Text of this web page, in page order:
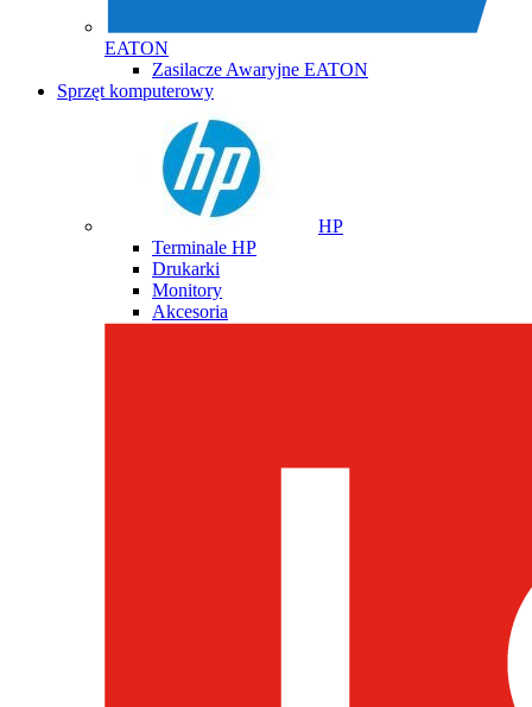
EATON
Zasilacze Awaryjne EATON
Sprzęt komputerowy
HP
Terminale HP
Drukarki
Monitory
Akcesoria